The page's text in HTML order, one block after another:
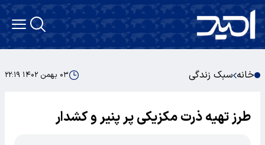
خانه سبک زندگی ۰۳ بهمن ۱۴۰۲ ۲۲:۱۹
طرز تهیه ذرت مکزیکی پر پنیر و کشدار